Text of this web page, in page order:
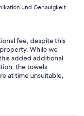
und Genauigkeit
fee, despite this
While we
added additional
the towels
at time unsuitable,
towels. There was